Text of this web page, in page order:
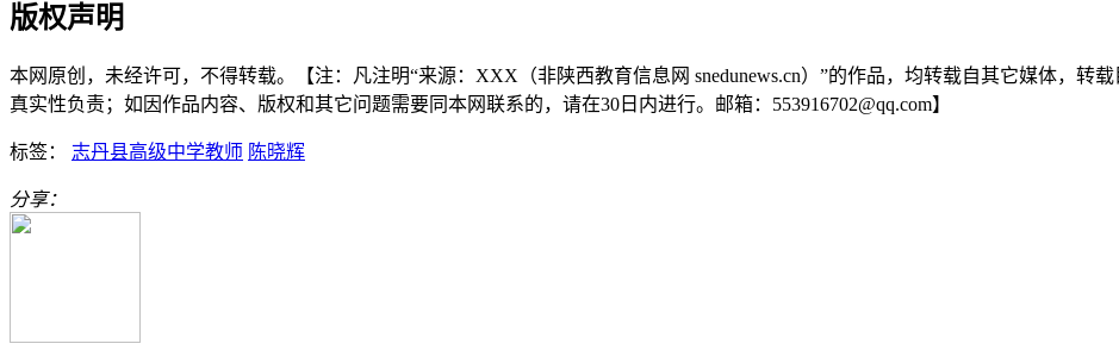
版权声明
本网原创，未经许可，不得转载。【注：凡注明“来源：XXX（非陕西教育信息网 snedunews.cn）”的作品，均转载自其它媒体，转
真实性负责；如因作品内容、版权和其它问题需要同本网联系的，请在30日内进行。邮箱：553916702@qq.com】
标签： 志丹县高级中学教师 陈晓辉
分享：